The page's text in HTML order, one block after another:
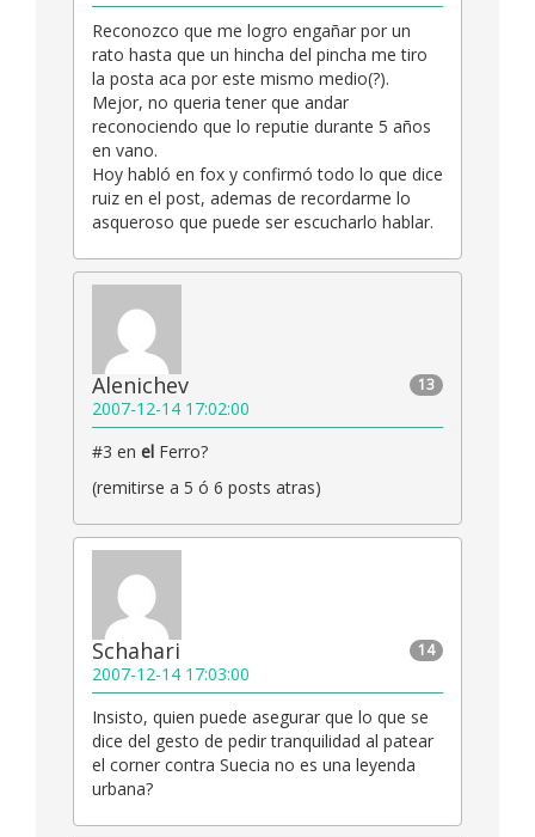
Reconozco que me logro engañar por un
rato hasta que un hincha del pincha me tiro
la posta aca por este mismo medio(?).
Mejor, no queria tener que andar
reconociendo que lo reputie durante 5 años
en vano.
Hoy habló en fox y confirmó todo lo que dice
ruiz en el post, ademas de recordarme lo
asqueroso que puede ser escucharlo hablar.
13
Alenichev
2007-12-14 17:02:00
#3 en el Ferro?
(remitirse a 5 ó 6 posts atras)
14
Schahari
2007-12-14 17:03:00
Insisto, quien puede asegurar que lo que se
dice del gesto de pedir tranquilidad al patear
el corner contra Suecia no es una leyenda
urbana?